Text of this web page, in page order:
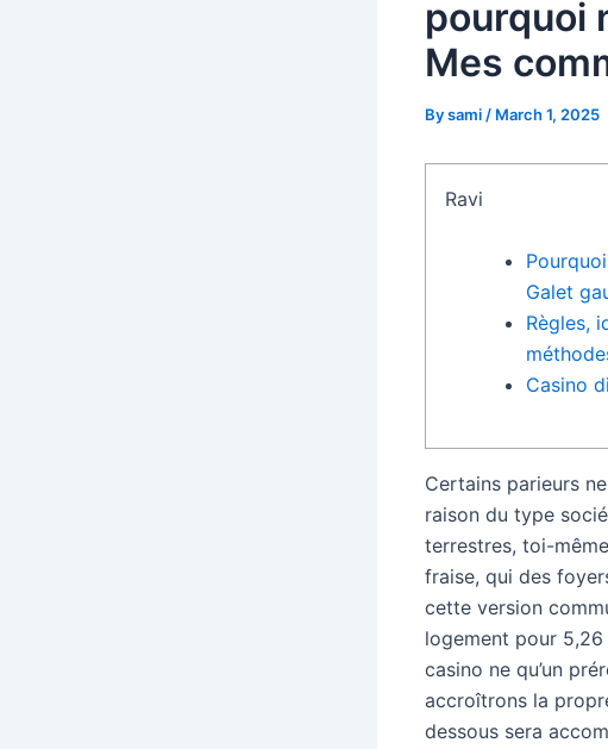
pourquoi
Mes
Bysami / March 1, 2025
Ravi
Galet
Règles,
Casino
Certains parieurs
raison du type
terrestres, toi-
fraise, qui des
cette version
logement pour
casino ne qu’un
accroîtrons la
dessous sera